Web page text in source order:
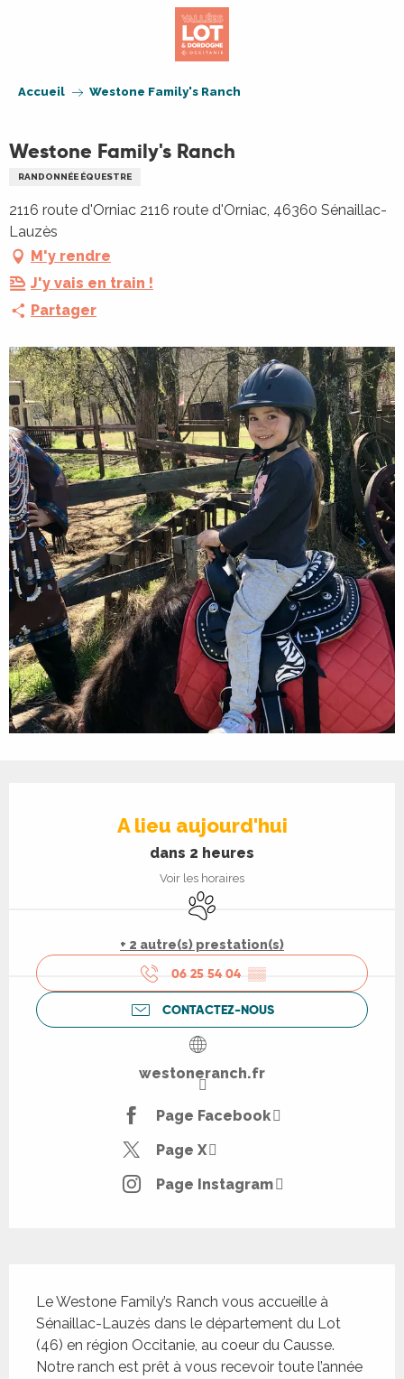
Accueil Westone Family's Ranch
Westone Family's Ranch
RANDONNÉE ÉQUESTRE
2116 route d'Orniac 2116 route d'Orniac, 46360 Sénaillac-
Lauzès
M'y rendre
J'y vais en train !
Partager
A lieu aujourd'hui
dans 2 heures
Voir les horaires
Animaux acceptés
+ 2 autre(s) prestation(s)
06 25 54 04 ▒▒
CONTACTEZ-NOUS
westoneranch.fr
Page Facebook
Page X
Page Instagram
Le Westone Family’s Ranch vous accueille à
Sénaillac-Lauzès dans le département du Lot
(46) en région Occitanie, au coeur du Causse.
Notre ranch est prêt à vous recevoir toute l’année